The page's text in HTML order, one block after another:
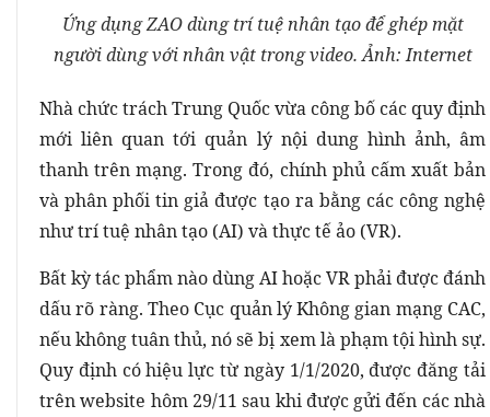
Ứng dụng ZAO dùng trí tuệ nhân tạo để ghép mặt
người dùng với nhân vật trong video. Ảnh: Internet
Nhà chức trách Trung Quốc vừa công bố các quy định
mới liên quan tới quản lý nội dung hình ảnh, âm
thanh trên mạng. Trong đó, chính phủ cấm xuất bản
và phân phối tin giả được tạo ra bằng các công nghệ
như trí tuệ nhân tạo (AI) và thực tế ảo (VR).
Bất kỳ tác phẩm nào dùng AI hoặc VR phải được đánh
dấu rõ ràng. Theo Cục quản lý Không gian mạng CAC,
nếu không tuân thủ, nó sẽ bị xem là phạm tội hình sự.
Quy định có hiệu lực từ ngày 1/1/2020, được đăng tải
trên website hôm 29/11 sau khi được gửi đến các nhà